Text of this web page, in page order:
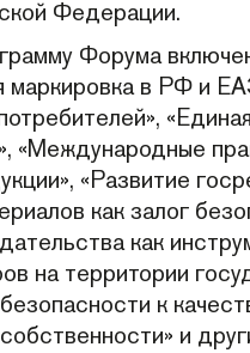
Федерации.
Форума
маркировка в РФ и
«Международные
«Развитие
как залог
как
на территории
к
и